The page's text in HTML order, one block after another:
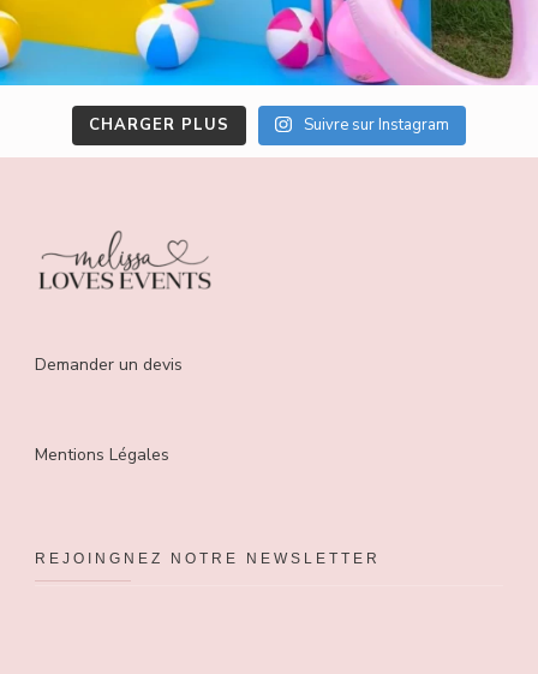
CHARGER PLUS Suivre sur Instagram
Demander un devis
Mentions Légales
REJOINGNEZ NOTRE NEWSLETTER